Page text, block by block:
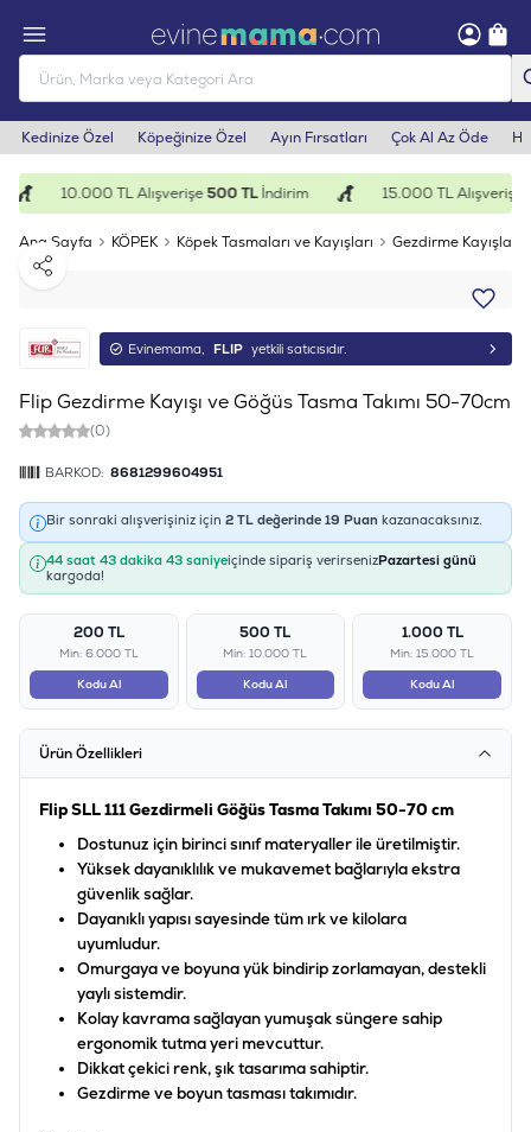
Kedinize Özel Köpeğinize Özel Ayın Fırsatları Çok Al Az Öde
10.000 TL Alışverişe500 TLİndirim 15.000 TL Alışverişe
Ana Sayfa KÖPEK Köpek Tasmaları ve Kayışları
Gezdirme Kayışları
Paylaş
Evinemama, FLIP yetkili satıcısıdır.
Flip Gezdirme Kayışı ve Göğüs Tasma Takımı 50-70cm
(0)
BARKOD: 8681299604951
Bir sonraki alışverişiniz için 2 TL değerinde 19 Puan kazanacaksınız.
44 saat 43 dakika 43 saniyeiçinde sipariş verirsenizPazartesi günü
kargoda!
200 TL
Min: 6.000 TL
Kodu Al
500 TL
Min: 10.000 TL
Kodu Al
1.000 TL
Min: 15.000 TL
Kodu Al
Ürün Özellikleri
Flip SLL 111 Gezdirmeli Göğüs Tasma Takımı 50-70 cm
Dostunuz için birinci sınıf materyaller ile üretilmiştir.
Yüksek dayanıklılık ve mukavemet bağlarıyla ekstra
güvenlik sağlar.
Dayanıklı yapısı sayesinde tüm ırk ve kilolara
uyumludur.
Omurgaya ve boyuna yük bindirip zorlamayan, destekli
yaylı sistemdir.
Kolay kavrama sağlayan yumuşak süngere sahip
ergonomik tutma yeri mevcuttur.
Dikkat çekici renk, şık tasarıma sahiptir.
Gezdirme ve boyun tasması takımıdır.